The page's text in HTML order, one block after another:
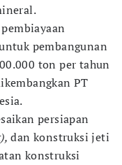
pembangunan
ton per tahun
PT
persiapan
dan konstruksi jeti
konstruksi